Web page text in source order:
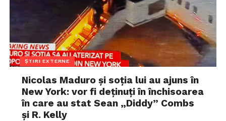
ȘTIRI EXTERNE
Nicolas Maduro și soția lui au ajuns în
New York: vor fi deținuți în închisoarea
în care au stat Sean „Diddy” Combs
și R. Kelly